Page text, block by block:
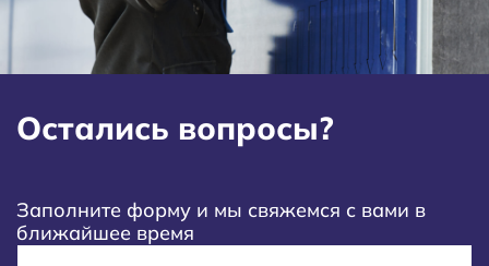
Остались вопросы?
Заполните форму и мы свяжемся с вами в
ближайшее время